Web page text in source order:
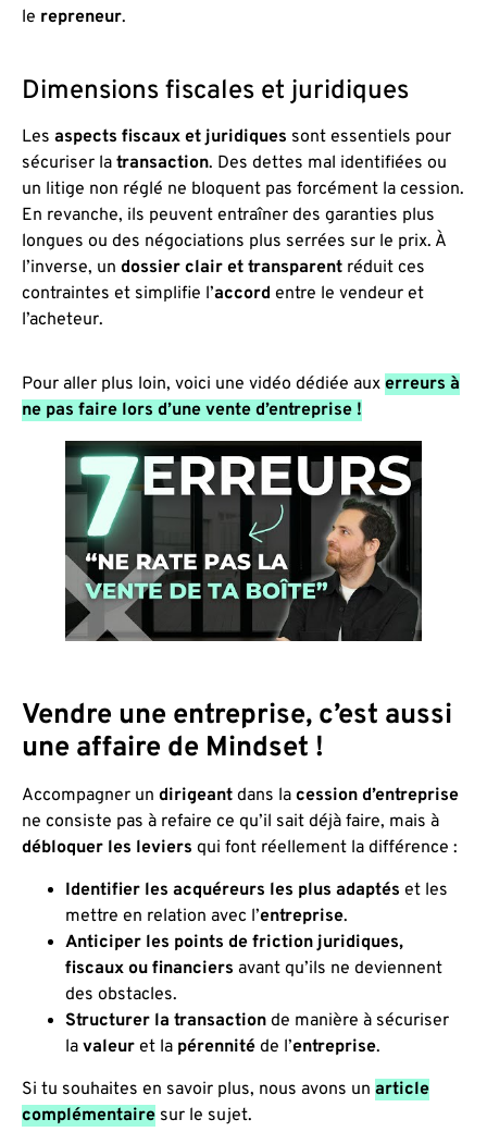
le repreneur.
Dimensions fiscales et juridiques
Les aspects fiscaux et juridiques sont essentiels pour
sécuriser la transaction. Des dettes mal identifiées ou
un litige non réglé ne bloquent pas forcément la cession.
En revanche, ils peuvent entraîner des garanties plus
longues ou des négociations plus serrées sur le prix. À
l’inverse, un dossier clair et transparent réduit ces
contraintes et simplifie l’accord entre le vendeur et
l’acheteur.
Pour aller plus loin, voici une vidéo dédiée aux erreurs à
ne pas faire lors d’une vente d’entreprise !
Vendre une entreprise, c’est aussi
une affaire de Mindset !
Accompagner un dirigeant dans la cession d’entreprise
ne consiste pas à refaire ce qu’il sait déjà faire, mais à
débloquer les leviers qui font réellement la différence :
Identifier les acquéreurs les plus adaptés et les
mettre en relation avec l’entreprise.
Anticiper les points de friction juridiques,
fiscaux ou financiers avant qu’ils ne deviennent
des obstacles.
Structurer la transaction de manière à sécuriser
la valeur et la pérennité de l’entreprise.
Si tu souhaites en savoir plus, nous avons un article
complémentaire sur le sujet.